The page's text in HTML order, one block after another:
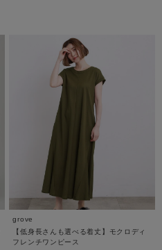
grove
【低身長さんも選べる着丈】モクロディ
フレンチワンピース